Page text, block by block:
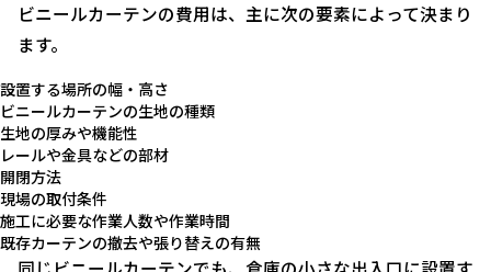
ビニールカーテンの費用は、主に次の要素によって決まり
ます。
設置する場所の幅・高さ
ビニールカーテンの生地の種類
生地の厚みや機能性
レールや金具などの部材
開閉方法
現場の取付条件
施工に必要な作業人数や作業時間
既存カーテンの撤去や張り替えの有無